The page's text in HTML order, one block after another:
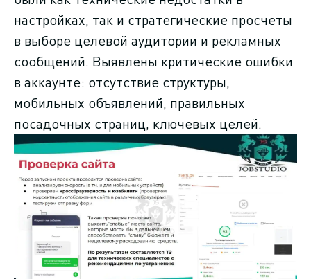
настройках, так и стратегические просчеты
в выборе целевой аудитории и рекламных
сообщений. Выявлены критические ошибки
в аккаунте: отсутствие структуры,
мобильных объявлений, правильных
посадочных страниц, ключевых целей.